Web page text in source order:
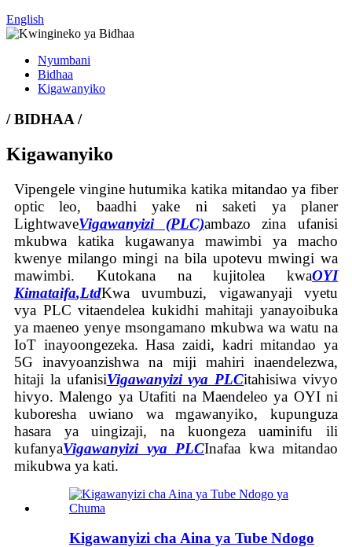
English
Nyumbani
Bidhaa
Kigawanyiko
/ BIDHAA /
Kigawanyiko
Vipengele vingine hutumika katika mitandao ya fiber
optic leo, baadhi yake ni saketi ya planer
LightwaveVigawanyizi (PLC)ambazo zina ufanisi
mkubwa katika kugawanya mawimbi ya macho
kwenye milango mingi na bila upotevu mwingi wa
mawimbi. Kutokana na kujitolea kwaOYI
Kimataifa,LtdKwa uvumbuzi, vigawanyaji vyetu
vya PLC vitaendelea kukidhi mahitaji yanayoibuka
ya maeneo yenye msongamano mkubwa wa watu na
IoT inayoongezeka. Hasa zaidi, kadri mitandao ya
5G inavyoanzishwa na miji mahiri inaendelezwa,
hitaji la ufanisiVigawanyizi vya PLCitahisiwa vivyo
hivyo. Malengo ya Utafiti na Maendeleo ya OYI ni
kuboresha uwiano wa mgawanyiko, kupunguza
hasara ya uingizaji, na kuongeza uaminifu ili
kufanyaVigawanyizi vya PLCInafaa kwa mitandao
mikubwa ya kati.
Kigawanyizi cha Aina ya Tube Ndogo